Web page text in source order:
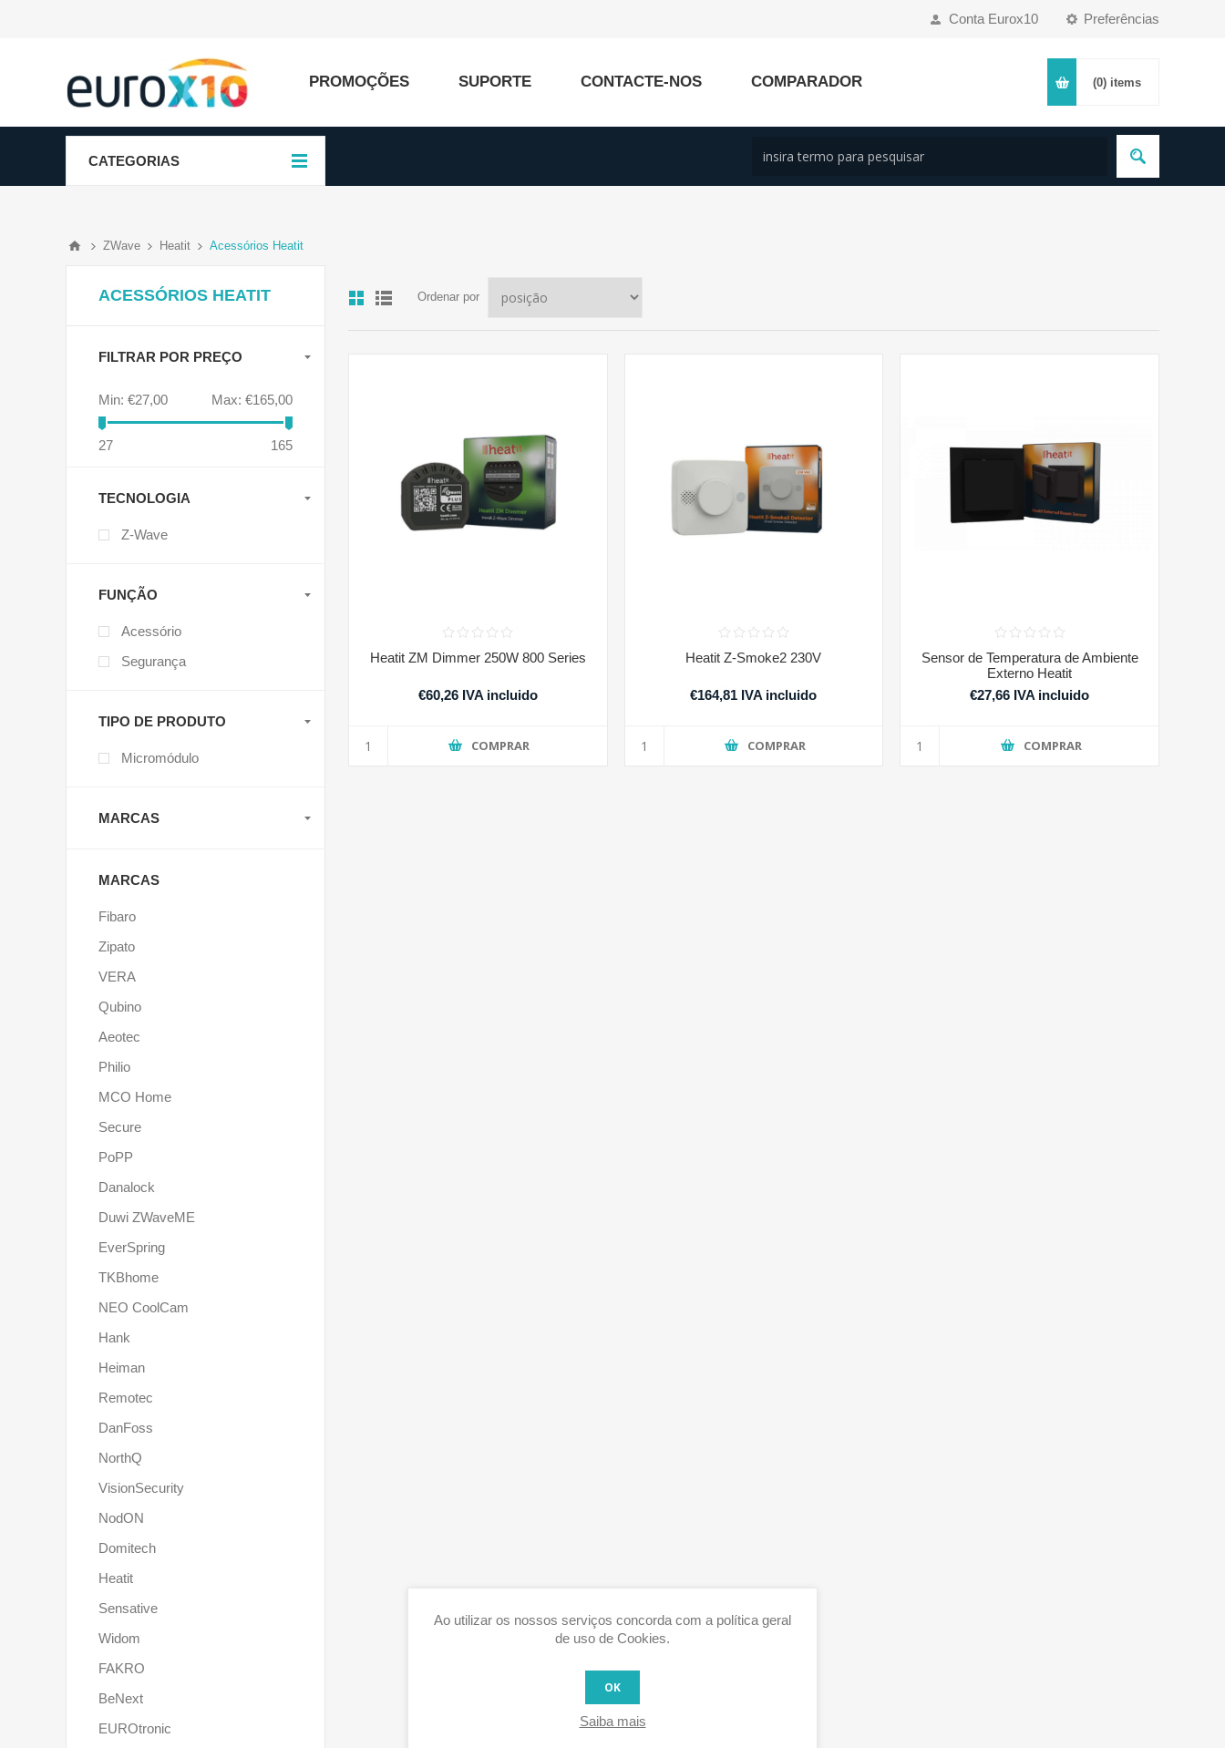
Preferências
Conta Eurox10
PROMOÇÕES SUPORTE CONTACTE-NOS COMPARADOR (0) items
CATEGORIAS
ZWave Heatit Acessórios Heatit
Ordenar por
Heatit ZM Dimmer 250W 800 Series
€60,26 IVA incluido
COMPRAR
Heatit Z-Smoke2 230V
€164,81 IVA incluido
COMPRAR
Sensor de Temperatura de Ambiente
Externo Heatit
€27,66 IVA incluido
COMPRAR
ACESSÓRIOS HEATIT
FILTRAR POR PREÇO
Min: €27,00 Max: €165,00
27 165
TECNOLOGIA
Z-Wave
FUNÇÃO
Acessório
Segurança
TIPO DE PRODUTO
Micromódulo
MARCAS
MARCAS
Fibaro
Zipato
VERA
Qubino
Aeotec
Philio
MCO Home
Secure
PoPP
Danalock
Duwi ZWaveME
EverSpring
TKBhome
NEO CoolCam
Hank
Heiman
Remotec
DanFoss
NorthQ
VisionSecurity
NodON
Domitech
Heatit
Sensative
Widom
FAKRO
BeNext
EUROtronic
Ao utilizar os nossos serviços concorda com a política geral
de uso de Cookies.
OK
Saiba mais